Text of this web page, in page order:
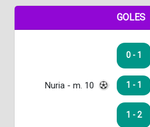
GOLES
0 - 1
Nuria - m. 10 1 - 1
1 - 2